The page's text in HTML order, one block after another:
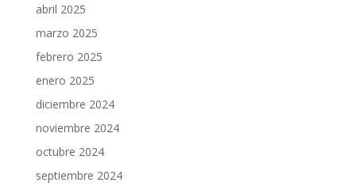
abril 2025
marzo 2025
febrero 2025
enero 2025
diciembre 2024
noviembre 2024
octubre 2024
septiembre 2024